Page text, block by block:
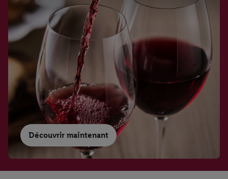
Weinwissen
3 régions - 3 vins
Master of Wine
Tradition et innovation
Découvrir maintenant